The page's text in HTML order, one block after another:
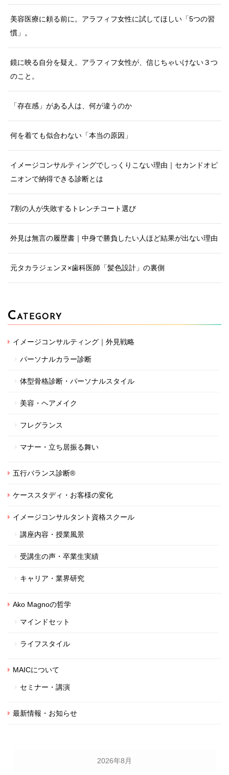
美容医療に頼る前に。アラフィフ女性に試してほしい「5つの習
慣」。
鏡に映る自分を疑え。アラフィフ女性が、信じちゃいけない３つ
のこと。
「存在感」がある人は、何が違うのか
何を着ても似合わない「本当の原因」
イメージコンサルティングでしっくりこない理由｜セカンドオピ
ニオンで納得できる診断とは
7割の人が失敗するトレンチコート選び
外見は無言の履歴書｜中身で勝負したい人ほど結果が出ない理由
元タカラジェンヌ×歯科医師「髪色設計」の裏側
CATEGORY
イメージコンサルティング｜外見戦略
パーソナルカラー診断
体型骨格診断・パーソナルスタイル
美容・ヘアメイク
フレグランス
マナー・立ち居振る舞い
五行バランス診断®
ケーススタディ・お客様の変化
イメージコンサルタント資格スクール
講座内容・授業風景
受講生の声・卒業生実績
キャリア・業界研究
Ako Magnoの哲学
マインドセット
ライフスタイル
MAICについて
セミナー・講演
最新情報・お知らせ
2026年8月